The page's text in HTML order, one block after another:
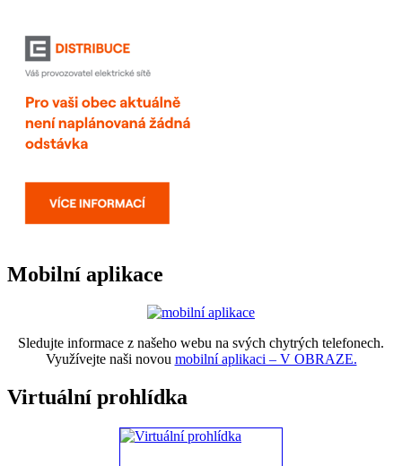
Mobilní aplikace
Sledujte informace z našeho webu na svých chytrých telefonech.
Využívejte naši novou mobilní aplikaci – V OBRAZE.
Virtuální prohlídka